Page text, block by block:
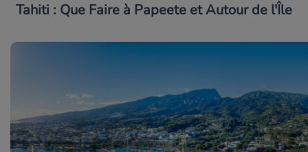
Tahiti : Que Faire à Papeete et Autour de l'Île